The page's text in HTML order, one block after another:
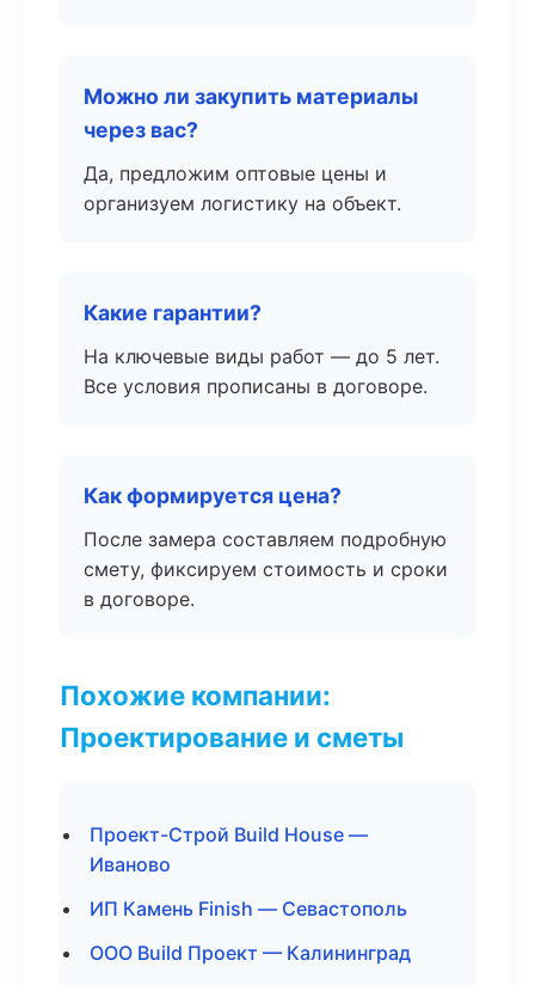
Можно ли закупить материалы
через вас?
Да, предложим оптовые цены и
организуем логистику на объект.
Какие гарантии?
На ключевые виды работ — до 5 лет.
Все условия прописаны в договоре.
Как формируется цена?
После замера составляем подробную
смету, фиксируем стоимость и сроки
в договоре.
Похожие компании:
Проектирование и сметы
Проект-Строй Build House —
Иваново
ИП Камень Finish — Севастополь
ООО Build Проект — Калининград